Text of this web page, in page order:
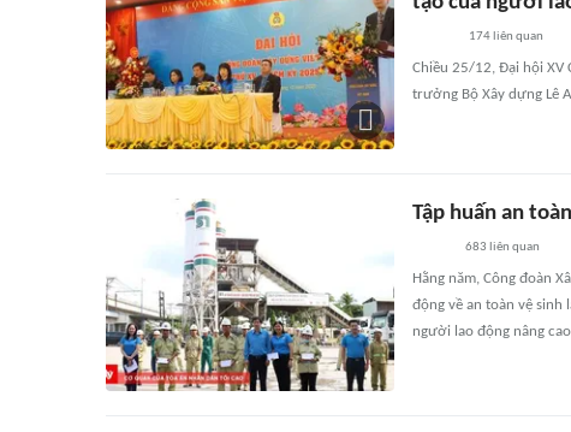
174liên quan
Chiều 25/12, Đại hội XV
trưởng Bộ Xây dựng Lê
Tập huấn an
683 liên quan
Hằng năm, Công đoàn
động về an toàn vệ sinh
người lao động nâng